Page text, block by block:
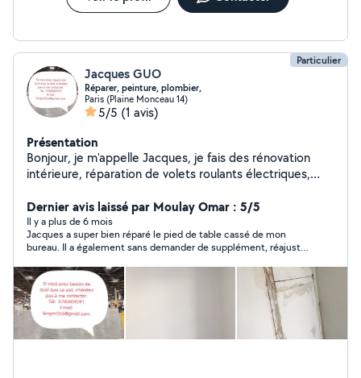
Particulier
Jacques GUO
Réparer, peinture, plombier,
Paris (Plaine Monceau 14)
5/5 (1 avis)
Présentation
Bonjour, je m'appelle Jacques, je fais des rénovation
intérieure, réparation de volets roulants électriques,
soudure.Montage de meubles. Plâtrerie et peintures
Dernier avis laissé par Moulay Omar : 5/5
Il y a plus de 6 mois
Jacques a super bien réparé le pied de table cassé de mon
bureau. Il a également sans demander de supplément, réajusté